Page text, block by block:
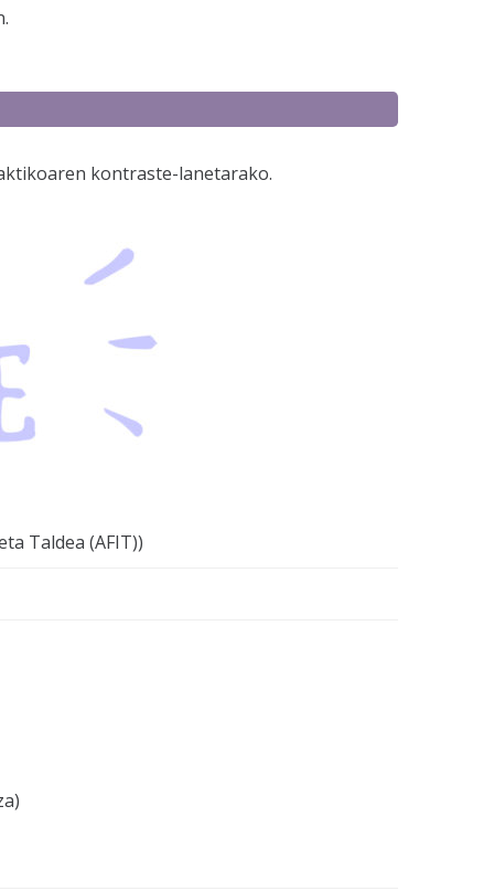
kontraste-lanetarako.
Taldea (AFIT))